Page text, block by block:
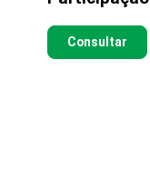
Consultar